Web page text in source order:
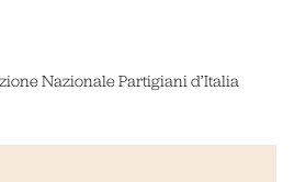
Nazionale Partigiani d’Italia